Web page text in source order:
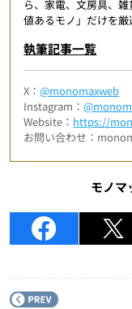
ら、家電、文房具、
値あるモノ」だけを
執筆記事一覧
X：@monomaxweb
Instagram：
Website： https://
お問い合わせ：
モノマ